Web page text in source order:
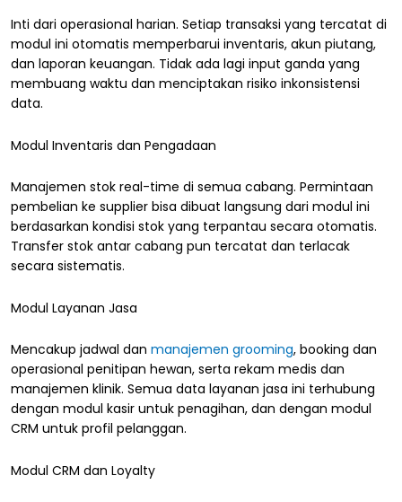
Inti dari operasional harian. Setiap transaksi yang tercatat di
modul ini otomatis memperbarui inventaris, akun piutang,
dan laporan keuangan. Tidak ada lagi input ganda yang
membuang waktu dan menciptakan risiko inkonsistensi
data.
Modul Inventaris dan Pengadaan
Manajemen stok real-time di semua cabang. Permintaan
pembelian ke supplier bisa dibuat langsung dari modul ini
berdasarkan kondisi stok yang terpantau secara otomatis.
Transfer stok antar cabang pun tercatat dan terlacak
secara sistematis.
Modul Layanan Jasa
Mencakup jadwal dan manajemen grooming, booking dan
operasional penitipan hewan, serta rekam medis dan
manajemen klinik. Semua data layanan jasa ini terhubung
dengan modul kasir untuk penagihan, dan dengan modul
CRM untuk profil pelanggan.
Modul CRM dan Loyalty